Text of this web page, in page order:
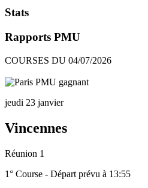
Stats
Rapports PMU
COURSES DU 04/07/2026
jeudi 23 janvier
Vincennes
Réunion 1
1° Course - Départ prévu à 13:55